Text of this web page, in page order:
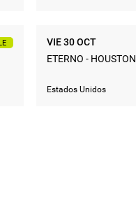
ETERNO - HOUSTON
VIE 30 OCT
Estados Unidos